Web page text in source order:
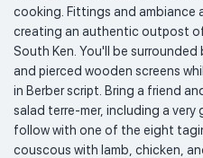
cooking. Fittings and ambiance
creating an authentic outpost
South Ken. You'll be
and pierced wooden screens
in Berber script. Bring a friend
salad terre-mer, including a
follow with one of the eight
couscous with lamb, chicken,